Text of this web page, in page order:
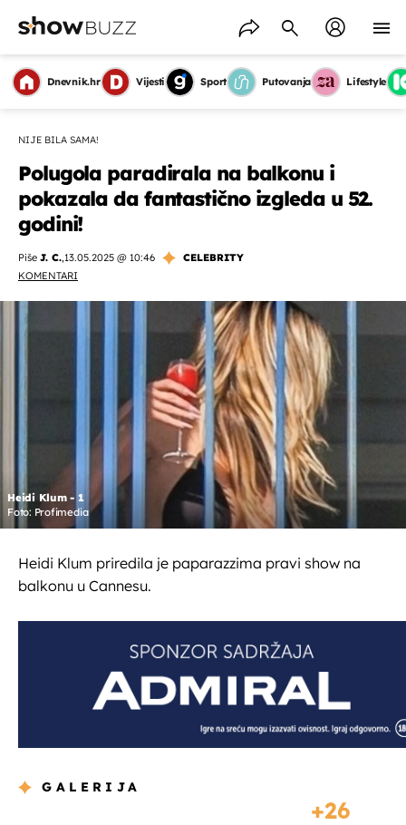
Dnevnik.hr Vijesti Sport Putovanja Lifestyle
NIJE BILA SAMA!
Polugola paradirala na balkonu i
pokazala da fantastično izgleda u 52.
godini!
Piše J. C.,13.05.2025 @ 10:46
CELEBRITY
KOMENTARI
Heidi Klum - 1
Foto: Profimedia
Heidi Klum priredila je paparazzima pravi show na
balkonu u Cannesu.
GALERIJA
26
OMOGUĆI OBAVIJESTI